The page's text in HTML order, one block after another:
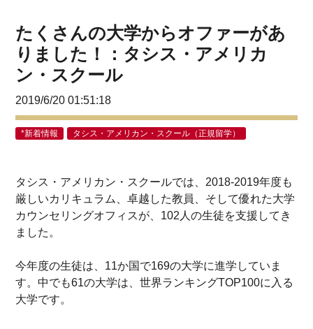
たくさんの大学からオファーがあ
りました！：タシス・アメリカ
ン・スクール
2019/6/20 01:51:18
*新着情報 タシス・アメリカン・スクール（正規留学）
タシス・アメリカン・スクールでは、2018-2019年度も
厳しいカリキュラム、卓越した教員、そして優れた大学
カウンセリングオフィスが、102人の生徒を支援してき
ました。
今年度の生徒は、11か国で169の大学に進学していま
す。中でも61の大学は、世界ランキングTOP100に入る
大学です。